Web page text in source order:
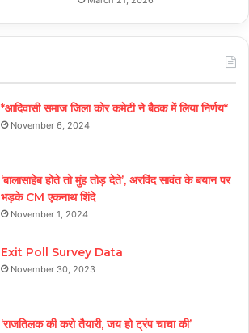
*आदिवासी समाज जिला कोर कमेटी ने बैठक में लिया निर्णय*
November 6, 2024
‘बालासाहेब होते तो मुंह तोड़ देते’, अरविंद सावंत के बयान पर
भड़के CM एकनाथ शिंदे
November 1, 2024
Exit Poll Survey Data
November 30, 2023
‘राजतिलक की करो तैयारी, जय हो ट्रंप चाचा की’